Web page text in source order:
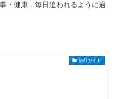
・健康…毎日追われるように過
旅行ガイド